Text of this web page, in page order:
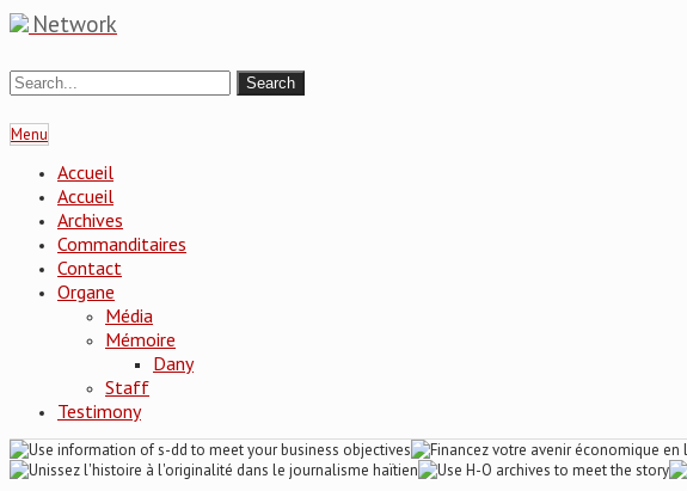
Network
Menu
Accueil
Accueil
Archives
Commanditaires
Contact
Organe
Média
Mémoire
Dany
Staff
Testimony